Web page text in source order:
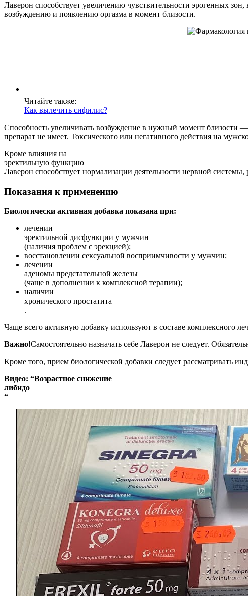
Лаверон способствует увеличению чувствительности эрогенных
возбуждению и появлению оргазма в момент близости.
Читайте также:
Как вылечить сифилис?
Способность увеличивать возбуждение в нужный момент близости
препарат не имеет. Токсического или негативного действия на
Кроме влияния на
эректильную функцию
Лаверон способствует нормализации деятельности нервной
Показания к применению
Биологически активная добавка показана при:
лечении
эректильной дисфункции у мужчин
(наличия проблем с эрекцией);
восстановлении сексуальной восприимчивости у мужчин;
лечении
аденомы предстательной железы
(чаще в дополнении к комплексной терапии);
наличии
хронического простатита
.
Чаще всего активную добавку используют в составе комплексного
Важно!Самостоятельно назначать себе Лаверон не следует.
Кроме того, прием биологической добавки следует рассматривать
Видео: “Возрастное снижение
либидо
“